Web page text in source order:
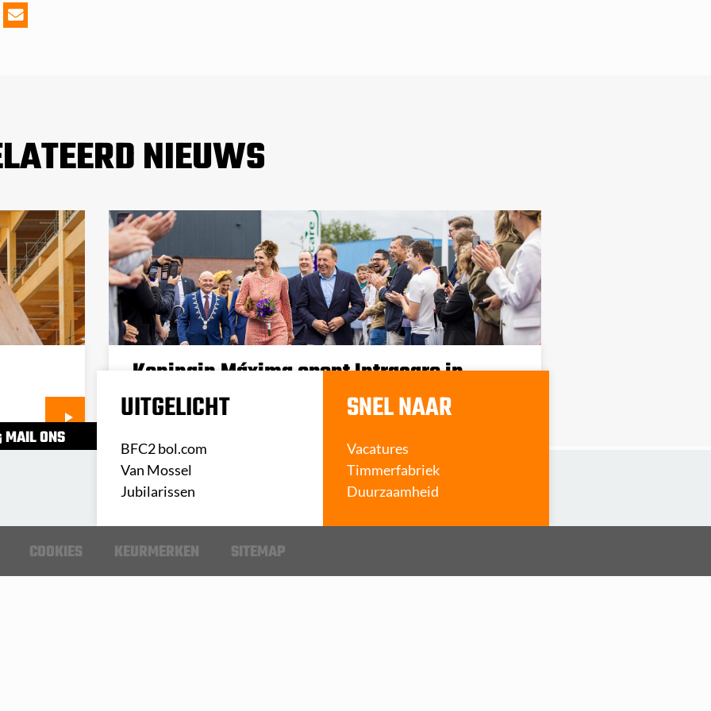
NIEUWS
Koningin Máxima opent Intracare in
Veghel
MAIL ONS
UITGELICHT
BFC2 bol.com
Van Mossel
Jubilarissen
SNEL NAAR
Vacatures
Timmerfabriek
Duurzaamheid
COOKIES KEURMERKEN SITEMAP